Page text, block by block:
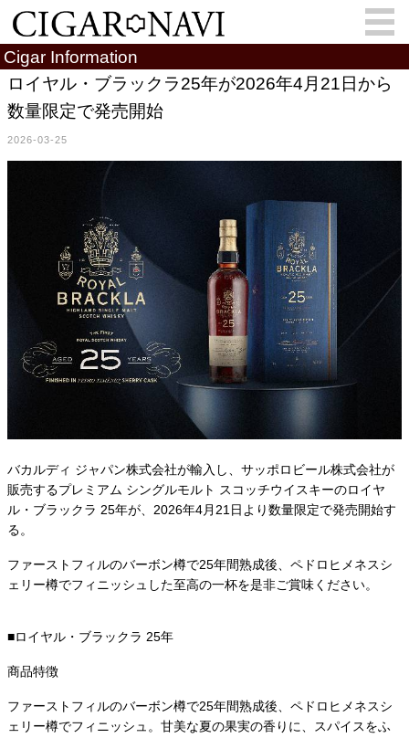
会員登録 お問い合わせ
Memorandum 葉巻人
Cigar Map
Cigar Information
ロイヤル・ブラックラ25年が2026年4月21日から
数量限定で発売開始
2026-03-25
バカルディ ジャパン株式会社が輸入し、サッポロビール株式会社が
販売するプレミアム シングルモルト スコッチウイスキーのロイヤ
ル・ブラックラ 25年が、2026年4月21日より数量限定で発売開始す
る。
ファーストフィルのバーボン樽で25年間熟成後、ペドロヒメネスシ
ェリー樽でフィニッシュした至高の一杯を是非ご賞味ください。
■ロイヤル・ブラックラ 25年
商品特徴
ファーストフィルのバーボン樽で25年間熟成後、ペドロヒメネスシ
ェリー樽でフィニッシュ。甘美な夏の果実の香りに、スパイスをふ